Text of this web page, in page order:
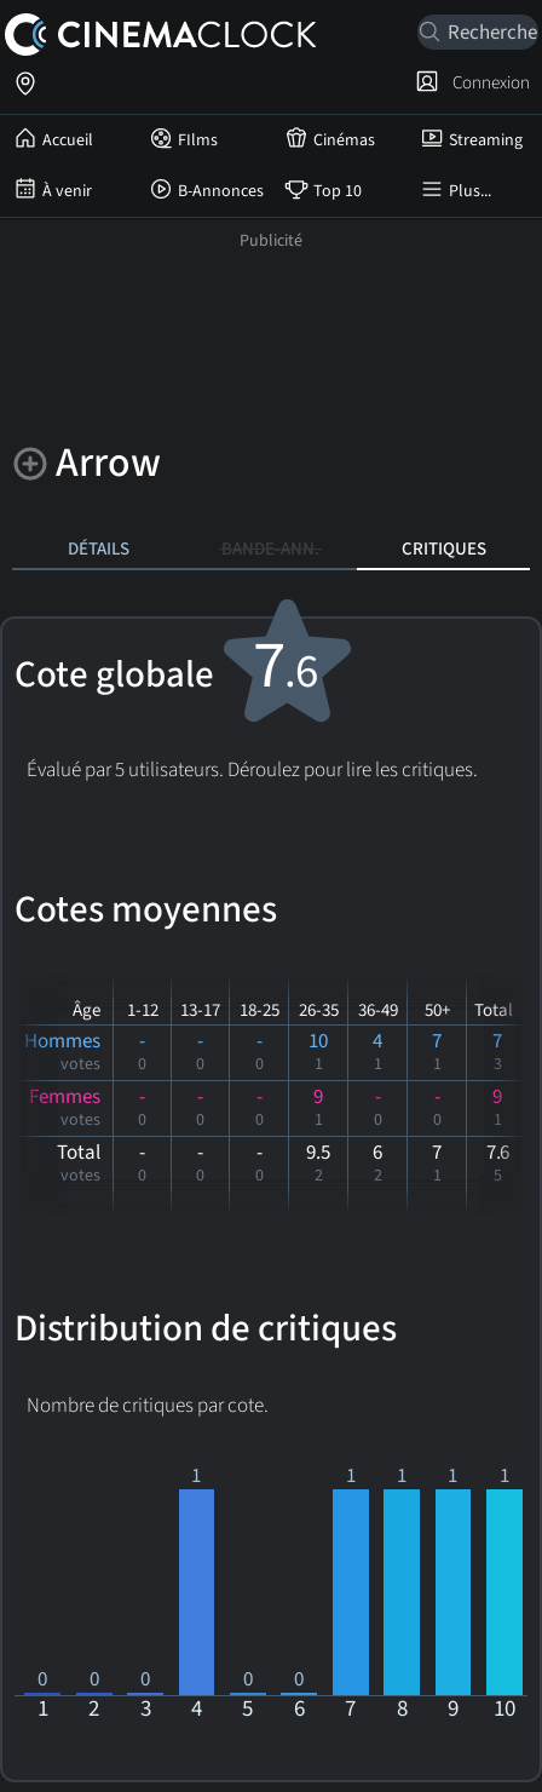
Accueil FIlms Cinémas Streaming
À venir B-Annonces Top 10 Plus...
Connexion
Arrow
DÉTAILS BANDE-ANN. CRITIQUES
Cote globale 7.6
Évalué par 5 utilisateurs. Déroulez pour lire les critiques.
Cotes moyennes
Âge 1-12 13-17 18-25 26-35 36-49 50+ Total
Hommes
votes
-
0
-
0
-
0
10
1
4
1
7
1
7
3
Femmes
votes
-
0
-
0
-
0
9
1
-
0
-
0
9
1
Total
votes
-
0
-
0
-
0
9.5
2
6
2
7
1
7.6
5
Distribution de critiques
Nombre de critiques par cote.
0 0 0
1
0 0
1 1 1 1
1 2 3 4 5 6 7 8 9 10